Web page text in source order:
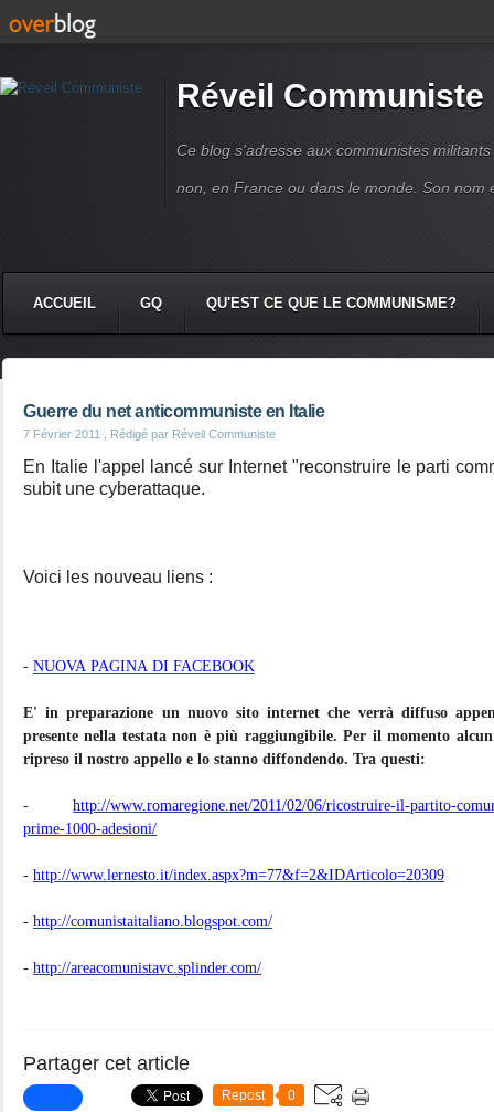
Réveil Communiste
Ce blog s'adresse aux communistes
non, en France ou dans le monde. Son nom
ACCUEIL GQ QU'EST CE QUE LE COMMUNISME?
Guerre du net anticommuniste en Italie
7 Février 2011 , Rédigé par Réveil Communiste
En Italie l'appel lancé sur Internet "reconstruire le parti
subit une cyberattaque.
Voici les nouveau liens :
- NUOVA PAGINA DI FACEBOOK
E' in preparazione un nuovo sito internet che verrà diffuso
presente nella testata non è più raggiungibile. Per il momento
ripreso il nostro appello e lo stanno diffondendo. Tra questi:
- http://www.romaregione.net/2011/02/06/ricostruire-il-partito-
prime-1000-adesioni/
- http://www.lernesto.it/index.aspx?m=77&f=2&IDArticolo=20309
- http://comunistaitaliano.blogspot.com/
- http://areacomunistavc.splinder.com/
Partager cet article
Repost 0